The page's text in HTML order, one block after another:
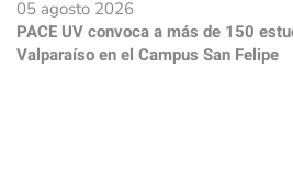
05 agosto 2026
PACE UV convoca a más de 150
Valparaíso en el Campus San Felipe